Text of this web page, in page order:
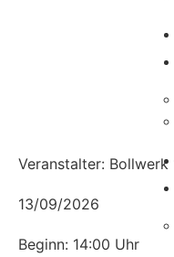
Veranstalter: Bollwerk
13/09/2026
Beginn: 14:00 Uhr